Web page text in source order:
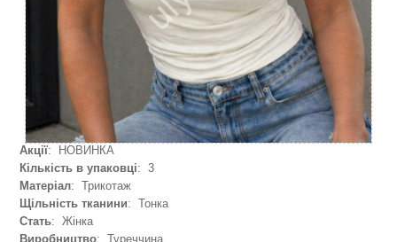
Акції: НОВИНКА
Кількість в упаковці: 3
Матеріал: Трикотаж
Щільність тканини: Тонка
Стать: Жінка
Виробництво: Туреччина